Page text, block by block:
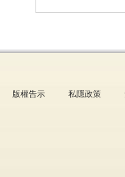
版權告示 私隱政策